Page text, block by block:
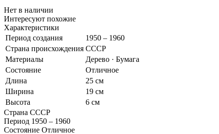
Нет в наличии
Интересуют похожие
Характеристики
Период создания
1950 – 1960
Страна происхождения СССР
Материалы
Дерево · Бумага
Состояние
Отличное
Длина
25 см
Ширина
19 см
Высота
6 см
Страна СССР
Период 1950 – 1960
Состояние Отличное